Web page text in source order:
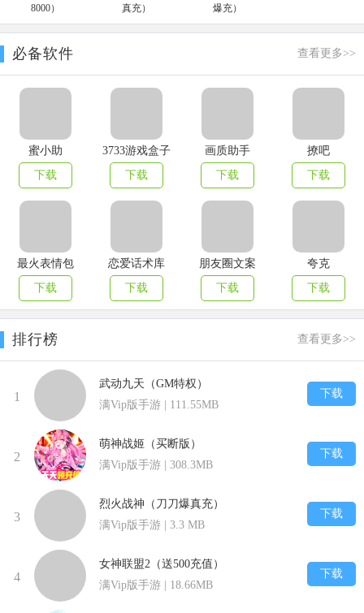
8000）
真充）
爆充）
必备软件 查看更多>>
蜜小助
下载
3733游戏盒子
下载
画质助手
下载
撩吧
下载
最火表情包
下载
恋爱话术库
下载
朋友圈文案
下载
夸克
下载
排行榜 查看更多>>
1
武动九天（GM特权）
满Vip版手游 | 111.55MB
下载
2
萌神战姬（买断版）
满Vip版手游 | 308.3MB
下载
3
烈火战神（刀刀爆真充）
满Vip版手游 | 3.3 MB
下载
4
女神联盟2（送500充值）
满Vip版手游 | 18.66MB
下载